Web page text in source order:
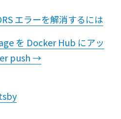
エラーを解消するには
を Docker Hub にアッ
push→